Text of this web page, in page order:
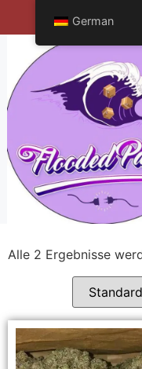
Alle 2 Ergebnisse
German